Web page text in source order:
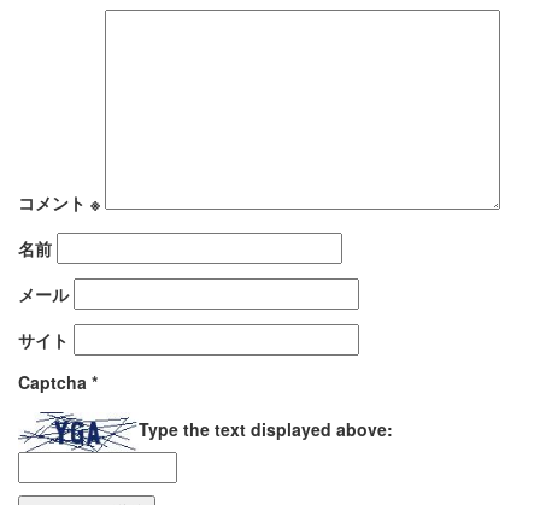
コメント ※
名前
メール
サイト
Captcha *
Type the text displayed above: